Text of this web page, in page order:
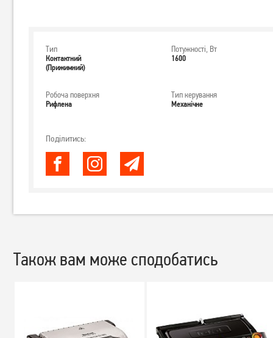
Тип
Контактний
(Прижимний)
Потужності, Вт
1600
Робоча поверхня
Рифлена
Тип керування
Механічне
Поділитись:
Також вам може сподобатись